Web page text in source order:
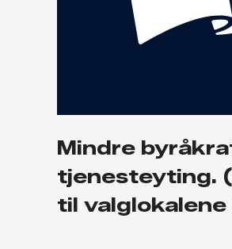
Mindre
tjenesteyting.
til valglokalene